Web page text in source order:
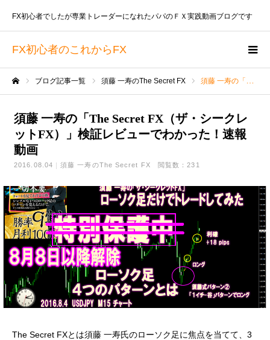
FX初心者のこれからFX
FX初心者でしたが専業トレーダーになれたパパのＦＸ実践動画ブログです
ブログ記事一覧 須藤 一寿のThe Secret FX 須藤 一寿の「The Secret FX（ザ・シークレットFX）」検証レビューでわかった！速報動画
須藤 一寿の「The Secret FX（ザ・シークレ
ットFX）」検証レビューでわかった！速報
動画
2016.08.04 須藤 一寿のThe Secret FX 閲覧数：231
The Secret FXとは須藤 一寿氏のローソク足に焦点を当てて、3